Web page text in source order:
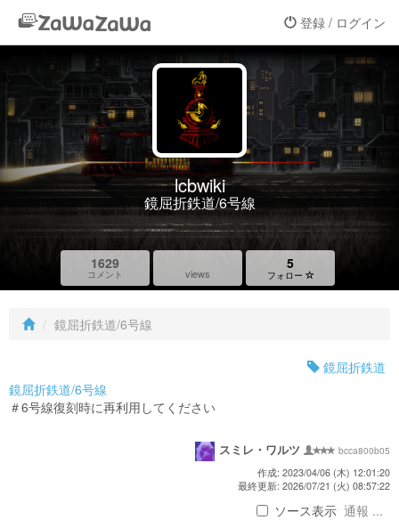
登録 / ログイン
lcbwiki
鏡屈折鉄道/6号線
1629
コメント views
5
フォロー
鏡屈折鉄道/6号線
鏡屈折鉄道
鏡屈折鉄道/6号線
＃6号線復刻時に再利用してください
スミレ・ワルツ
bcca800b05
作成: 2023/04/06 (木) 12:01:20
最終更新: 2026/07/21 (火) 08:57:22
ソース表示 通報 ...